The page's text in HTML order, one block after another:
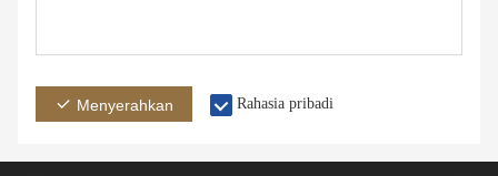
Menyerahkan Rahasia pribadi